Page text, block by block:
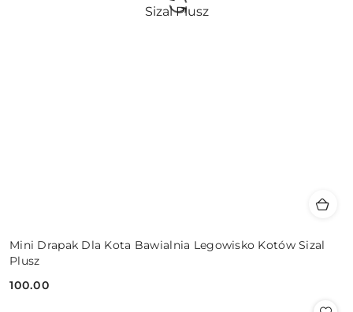
Mini Drapak Dla Kota Bawialnia Legowisko Kotów Sizal
Plusz
Cena:
100.00